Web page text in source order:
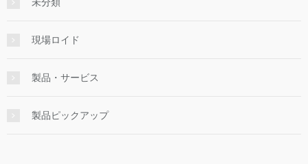
現場ロイド
製品・サービス
製品ピックアップ